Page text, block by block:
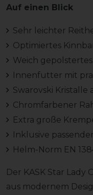
Auf einen Blick
Sehr leichter
Optimiertes
Weich
Innenfutter mit
Swarovski Kristalle
Chromfarbener
Extra große
Inklusive
Helm-Norm EN
Der KASK Star
aus modernem